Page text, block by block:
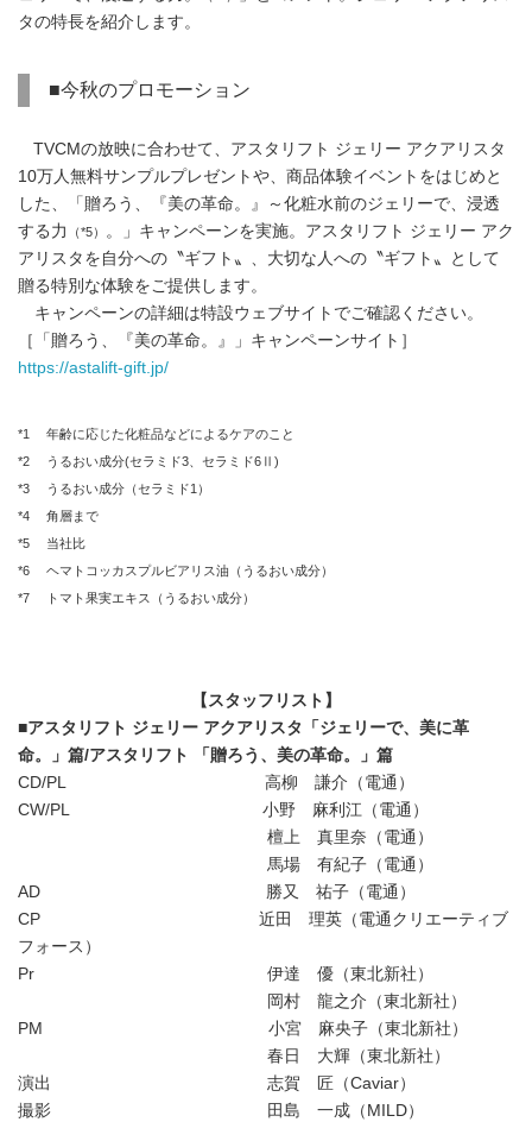
タの特長を紹介します。
■今秋のプロモーション
TVCMの放映に合わせて、アスタリフト ジェリー アクアリスタ
10万人無料サンプルプレゼントや、商品体験イベントをはじめと
した、「贈ろう、『美の革命。』～化粧水前のジェリーで、浸透
する力
（*5） 。」キャンペーンを実施。アスタリフト ジェリー アク
アリスタを自分への〝ギフト〟、大切な人への〝ギフト〟として
贈る特別な体験をご提供します。
キャンペーンの詳細は特設ウェブサイトでご確認ください。
［「贈ろう、『美の革命。』」キャンペーンサイト］
https://astalift-gift.jp/
*1 年齢に応じた化粧品などによるケアのこと
*2 うるおい成分(セラミド3、セラミド6Ⅱ)
*3 うるおい成分（セラミド1）
*4 角層まで
*5 当社比
*6 ヘマトコッカスプルビアリス油（うるおい成分）
*7 トマト果実エキス（うるおい成分）
【スタッフリスト】
■アスタリフト ジェリー アクアリスタ「ジェリーで、美に革
命。」篇/アスタリフト 「贈ろう、美の革命。」篇
CD/PL 高柳 謙介（電通）
CW/PL 小野 麻利江（電通）
檀上 真里奈（電通）
馬場 有紀子（電通）
AD 勝又 祐子（電通）
CP 近田 理英（電通クリエーティブ
フォース）
Pr 伊達 優（東北新社）
岡村 龍之介（東北新社）
PM 小宮 麻央子（東北新社）
春日 大輝（東北新社）
演出 志賀 匠（Caviar）
撮影 田島 一成（MILD）